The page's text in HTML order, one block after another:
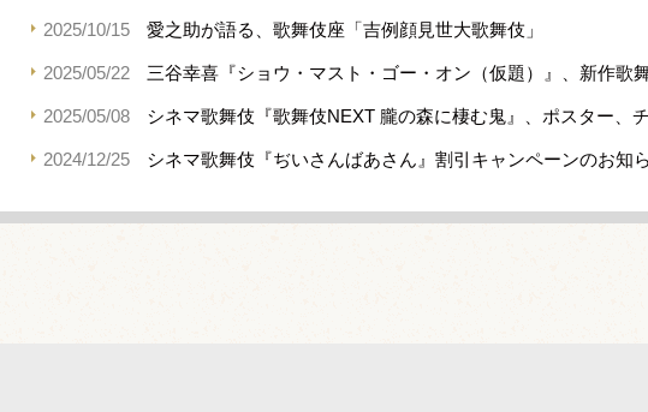
2025/10/15 愛之助が語る、歌舞伎座「吉例顔見世大歌舞伎」
2025/05/22 三谷幸喜『ショウ・マスト・ゴー・オン（仮題）』、新作歌
2025/05/08 シネマ歌舞伎『歌舞伎NEXT 朧の森に棲む鬼』、ポスター、
2024/12/25 シネマ歌舞伎『ぢいさんばあさん』割引キャンペーンのお知